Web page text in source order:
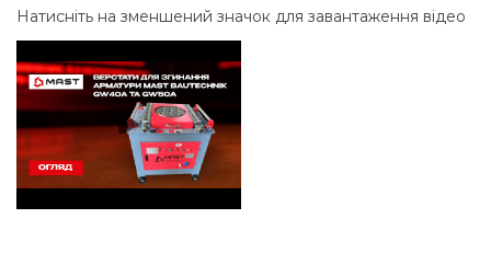
Натисніть на зменшений значок для завантаження відео